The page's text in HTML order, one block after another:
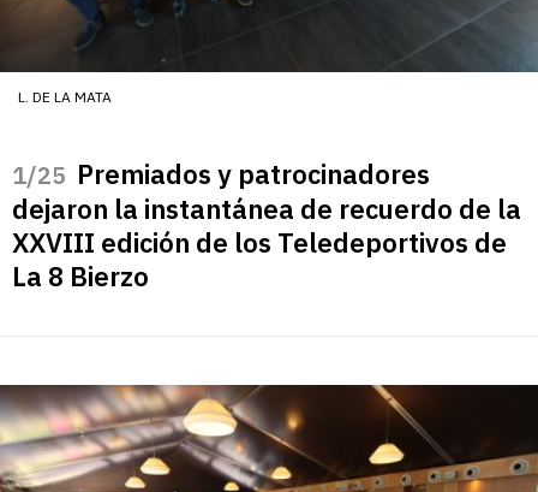
L. DE LA MATA
/25 Premiados y patrocinadores
dejaron la instantánea de recuerdo de la
XXVIII edición de los Teledeportivos de
La 8 Bierzo